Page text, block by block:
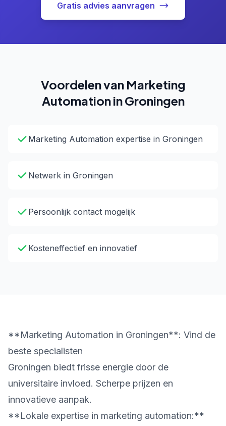
Gratis advies aanvragen
Voordelen van Marketing
Automation in Groningen
Marketing Automation expertise in Groningen
Netwerk in Groningen
Persoonlijk contact mogelijk
Kosteneffectief en innovatief
**Marketing Automation in Groningen**: Vind de
beste specialisten
Groningen biedt frisse energie door de
universitaire invloed. Scherpe prijzen en
innovatieve aanpak.
**Lokale expertise in marketing automation:**